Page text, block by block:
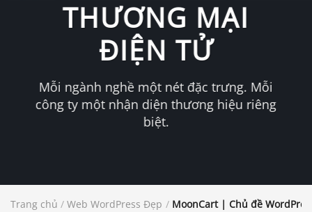
THƯƠNG MẠI
ĐIỆN TỬ
Mỗi ngành nghề một nét đặc trưng. Mỗi
công ty một nhận diện thương hiệu riêng
biệt.
Trang chủ / Web WordPress Đẹp / MoonCart | Chủ đề